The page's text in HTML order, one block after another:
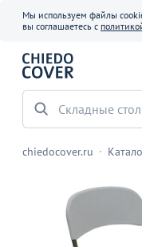
Мы используем файлы
вы соглашаетесь с
Складные
chiedocover.ru